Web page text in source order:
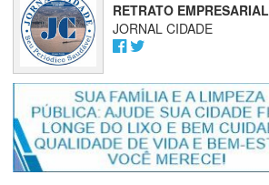
RETRATO EMPRESARIAL
JORNAL CIDADE